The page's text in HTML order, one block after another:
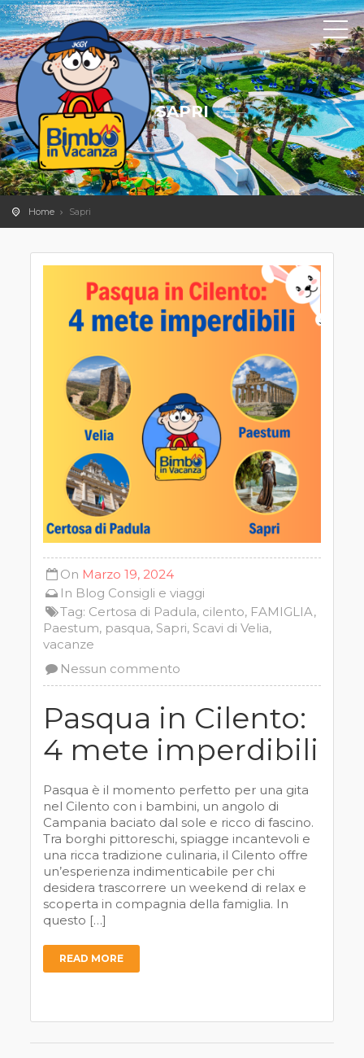
SAPRI
Home Sapri
On Marzo 19, 2024
In Blog Consigli e viaggi
Tag: Certosa di Padula, cilento, FAMIGLIA,
Paestum, pasqua, Sapri, Scavi di Velia,
vacanze
Nessun commento
Pasqua in Cilento:
4 mete imperdibili
Pasqua è il momento perfetto per una gita
nel Cilento con i bambini, un angolo di
Campania baciato dal sole e ricco di fascino.
Tra borghi pittoreschi, spiagge incantevoli e
una ricca tradizione culinaria, il Cilento offre
un’esperienza indimenticabile per chi
desidera trascorrere un weekend di relax e
scoperta in compagnia della famiglia. In
questo […]
READ MORE